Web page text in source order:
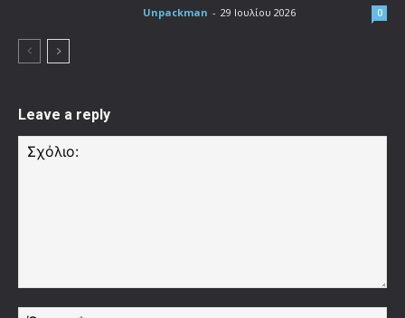
Unpackman - 29 Ιουλίου 2026 0
Leave a reply